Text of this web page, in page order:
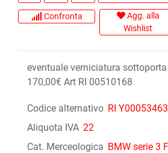
Confronta
Agg. alla
Wishlist
eventuale verniciatura
170,00€ Art RI 00510168
Codice alternativo RI Y00053463
Aliquota IVA 22
Cat. Merceologica BMW serie 3